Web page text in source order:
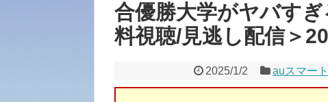
合優勝大学がヤバす
料視聴/見逃し配信＞
2025/1/2 auスマー